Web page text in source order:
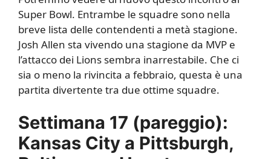
Super Bowl. Entrambe le squadre sono nella
breve lista delle contendenti a metà stagione.
Josh Allen sta vivendo una stagione da MVP e
l’attacco dei Lions sembra inarrestabile. Che ci
sia o meno la rivincita a febbraio, questa è una
partita divertente tra due ottime squadre.
Settimana 17 (pareggio):
Kansas City a Pittsburgh,